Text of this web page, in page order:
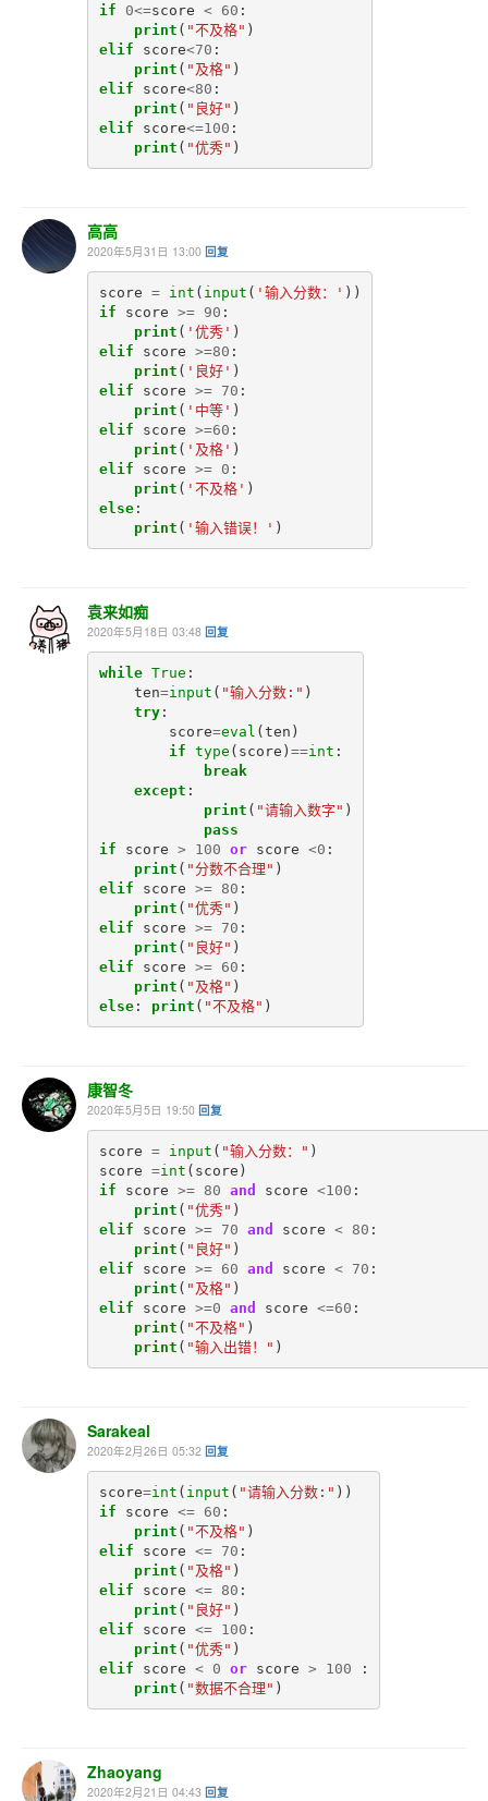
if 0<=score < 60 :
print ( "不及格" )
elif
score<70 :
print ( "及格" )
elif
score<80 :
print ( "良好" )
elif
score<=100 :
print ( "优秀" )
高高
2020年5月31日 13:00 回复
score = int ( input ( '输入分数：' ))
if
score >= 90 :
print ( '优秀' )
elif
score >=80 :
print ( '良好' )
elif
score >= 70 :
print ( '中等' )
elif
score >=60 :
print ( '及格' )
elif
score >= 0 :
print ( '不及格' )
else:
print ( '输入错误！' )
袁来如痴
2020年5月18日 03:48 回复
while True :
ten=input ( "输入分数:" )
try:
score=eval (ten )
if type ( score ) ==int :
break
except :
print ( "请输入数字" )
pass
if
score > 100 or score <0 :
print ( "分数不合理" )
elif
score >= 80 :
print ( "优秀" )
elif
score >= 70 :
print ( "良好" )
elif
score >= 60 :
print ( "及格" )
else: print ( "不及格" )
康智冬
2020年5月5日 19:50 回复
score = input ( "输入分数：" )
score =int ( score )
if
score >= 80 and score <100 :
print ( "优秀" )
elif
score >= 70 and score < 80 :
print ( "良好" )
elif
score >= 60 and score < 70 :
print ( "及格" )
elif
score >=0 and score <=60 :
print ( "不及格" )
print ( "输入出错！" )
Sarakeal
2020年2月26日 05:32 回复
score=int ( input ( "请输入分数:" ))
if
score <= 60 :
print ( "不及格" )
elif
score <= 70 :
print ( "及格" )
elif
score <= 80 :
print ( "良好" )
elif
score <= 100 :
print ( "优秀" )
elif
score < 0 or score > 100
:
print ( "数据不合理" )
Zhaoyang
2020年2月21日 04:43 回复